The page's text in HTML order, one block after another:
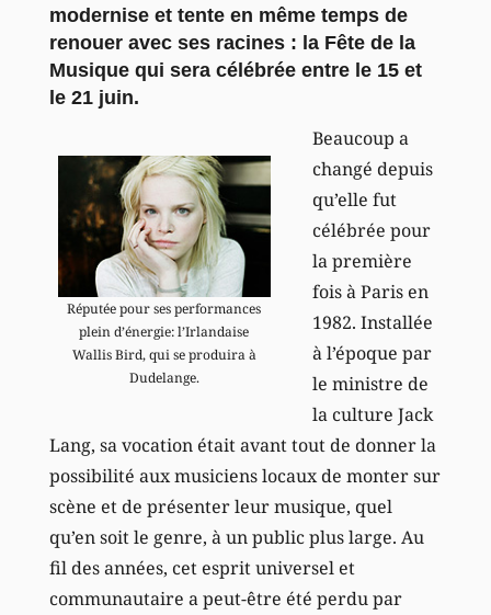
modernise et tente en même temps de
renouer avec ses racines : la Fête de la
Musique qui sera célébrée entre le 15 et
le 21 juin.
Réputée pour ses performances
plein d’énergie: l’Irlandaise
Wallis Bird, qui se produira à
Dudelange.
Beaucoup a
changé depuis
qu’elle fut
célébrée pour
la première
fois à Paris en
1982. Installée
à l’époque par
le ministre de
la culture Jack
Lang, sa vocation était avant tout de donner la
possibilité aux musiciens locaux de monter sur
scène et de présenter leur musique, quel
qu’en soit le genre, à un public plus large. Au
fil des années, cet esprit universel et
communautaire a peut-être été perdu par